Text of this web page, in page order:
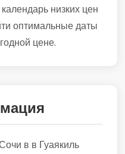
низких цен
оптимальные даты
цене.
в в Гуаякиль